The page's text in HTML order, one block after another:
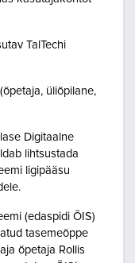
TalTechi
üliõpilane,
Digitaalne
lihtsustada
ligipääsu
(edaspidi ÕIS)
tasemeõppe
õpetaja Rollis